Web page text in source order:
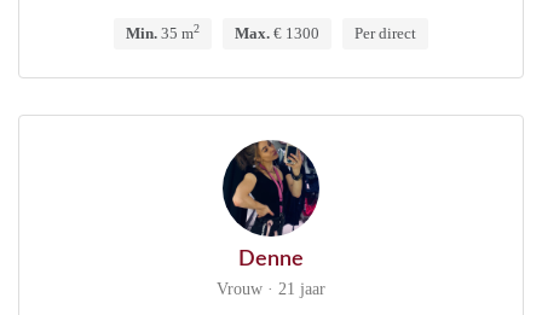
Min. 35 m2 Max. € 1300 Per direct
Denne
Vrouw · 21 jaar